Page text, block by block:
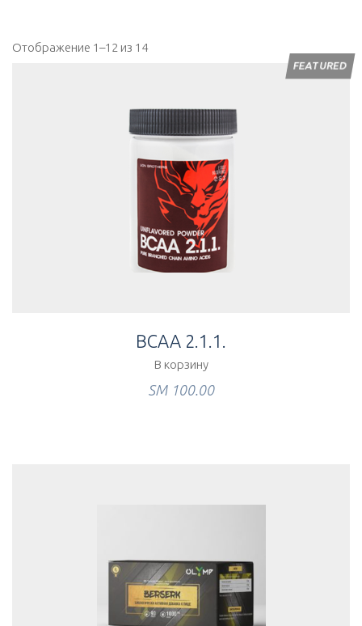
Отображение 1–12 из 14
FEATURED
BCAA 2.1.1.
В корзину
ЅМ100.00